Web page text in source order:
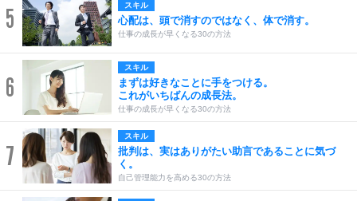
5 スキル
心配は、頭で消すのではなく、体で消す。
仕事の成長が早くなる30の方法
6
スキル
まずは好きなことに手をつける。
これがいちばんの成長法。
仕事の成長が早くなる30の方法
7
スキル
批判は、実はありがたい助言であることに気づ
く。
自己管理能力を高める30の方法